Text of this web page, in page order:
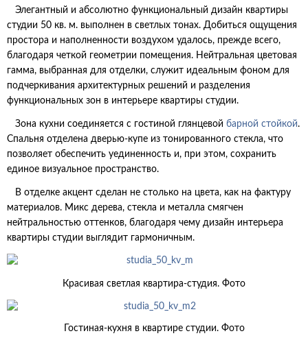
Элегантный и абсолютно функциональный дизайн квартиры
студии 50 кв. м. выполнен в светлых тонах. Добиться ощущения
простора и наполненности воздухом удалось, прежде всего,
благодаря четкой геометрии помещения. Нейтральная цветовая
гамма, выбранная для отделки, служит идеальным фоном для
подчеркивания архитектурных решений и разделения
функциональных зон в интерьере квартиры студии.
Зона кухни соединяется с гостиной глянцевой барной стойкой.
Спальня отделена дверью-купе из тонированного стекла, что
позволяет обеспечить уединенность и, при этом, сохранить
единое визуальное пространство.
В отделке акцент сделан не столько на цвета, как на фактуру
материалов. Микс дерева, стекла и металла смягчен
нейтральностью оттенков, благодаря чему дизайн интерьера
квартиры студии выглядит гармоничным.
Красивая светлая квартира-студия. Фото
Гостиная-кухня в квартире студии. Фото